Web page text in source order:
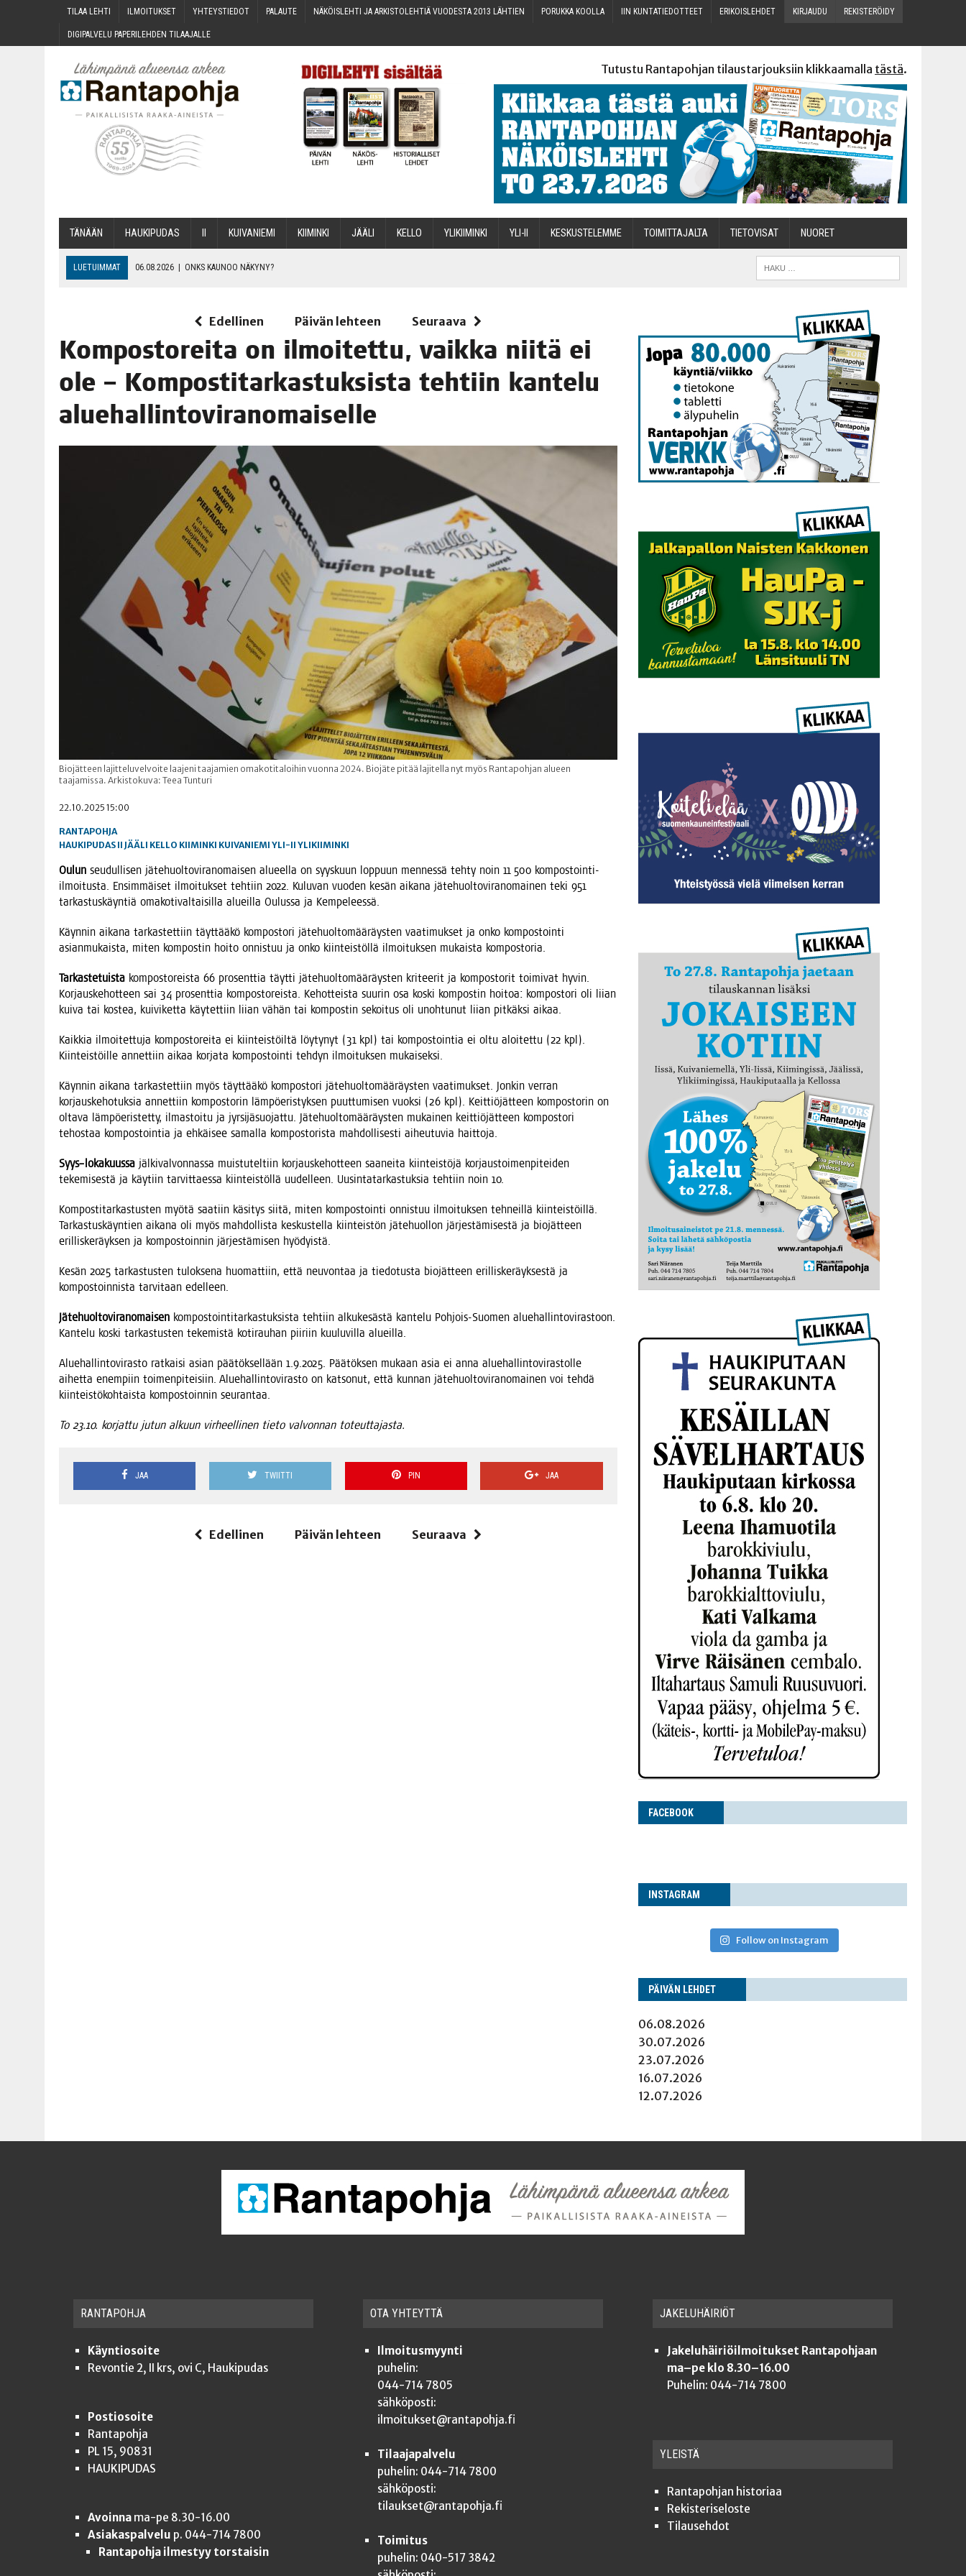
TILAA LEH­TI ILMOI­TUK­SET YHTEYS­TIE­DOT PALAU­TE NÄKÖIS­LEH­TI JA ARKIS­TO­LEH­TIÄ VUO­DES­TA 2013 LÄHTIEN PORUK­KA KOOLLA IIN KUN­TA­TIE­DOT­TEET ERI­KOIS­LEH­DET KIR­JAU­DU REKIS­TE­RÖI­DY
DIGI­PAL­VE­LU PAPE­RI­LEH­DEN TILAAJALLE
Tutustu Rantapohjan tilaustarjouksiin klikkaamalla tästä.
TÄNÄÄN HAU­KI­PU­DAS KUI­VA­NIE­MI KII­MIN­KI JÄÄ­LI KEL­LO YLI­KII­MIN­KI YLI-II KES­KUS­TE­LEM­ME TOI­MIT­TA­JAL­TA TIETOVISAT NUO­RET
LUETUIMMAT 06.08.2026 | ONKS KAU­NOO NÄKYNY?
OPIN­TOI­HIN KAN­SA­LAIS­OPIS­TOS­SA VOI SAA­DA AVUSTUSTA
06.08.2026 TOI­VEI­DEN KOTI IISTÄ!
06.08.2026 | KII­MIN­KI­PÄI­VÄT JÄR­JES­TE­TÄÄN PERIN­TEI­TÄ KUNNIOITTAEN
Edellinen Päivän lehteen Seuraava
Kom­pos­to­rei­ta on ilmoi­tet­tu, vaik­ka nii­tä ei
ole – Kom­pos­ti­tar­kas­tuk­sis­ta teh­tiin kan­te­lu
aluehallintoviranomaiselle
Biojätteen lajitteluvelvoite laajeni taajamien omakotitaloihin vuonna 2024. Biojäte pitää lajitella nyt myös Rantapohjan alueen
taajamissa. Arkistokuva: Teea Tunturi
22.10.2025 15:00
RANTAPOHJA
HAUKIPUDAS II JÄÄLI KELLO KIIMINKI KUIVANIEMI YLI-II YLIKIIMINKI
Oulun seu­dul­li­sen jäte­huol­to­vi­ran­omai­sen alu­eel­la on syys­kuun lop­puun men­nes­sä teh­ty noin 11 500 kom­pos­toin­ti-
ilmoi­tus­ta. Ensim­mäi­set ilmoi­tuk­set teh­tiin 2022. Kulu­van vuo­den kesän aika­na jäte­huol­to­vi­ran­omai­nen teki 951
tar­kas­tus­käyn­tiä oma­ko­ti­val­tai­sil­la alueil­la Oulus­sa ja Kempeleessä.
Käyn­nin aika­na tar­kas­tet­tiin täyt­tää­kö kom­pos­to­ri jäte­huol­to­mää­räys­ten vaa­ti­muk­set ja onko kom­pos­toin­ti
asian­mu­kais­ta, miten kom­pos­tin hoi­to onnis­tuu ja onko kiin­teis­töl­lä ilmoi­tuk­sen mukais­ta kompostoria.
Tar­kas­te­tuis­ta kom­pos­to­reis­ta 66 pro­sent­tia täyt­ti jäte­huol­to­mää­räys­ten kri­tee­rit ja kom­pos­to­rit toi­mi­vat hyvin.
Kor­jaus­ke­hot­teen sai 34 pro­sent­tia kom­pos­to­reis­ta. Kehot­teis­ta suu­rin osa kos­ki kom­pos­tin hoi­toa: kom­pos­to­ri oli lii­an
kui­va tai kos­tea, kui­vi­ket­ta käy­tet­tiin lii­an vähän tai kom­pos­tin sekoi­tus oli unoh­tu­nut lii­an pit­käk­si aikaa.
Kaik­kia ilmoi­tet­tu­ja kom­pos­to­rei­ta ei kiin­teis­töil­tä löy­ty­nyt (31 kpl) tai kom­pos­toin­tia ei oltu aloi­tet­tu (22 kpl).
Kiin­teis­töil­le annet­tiin aikaa kor­ja­ta kom­pos­toin­ti teh­dyn ilmoi­tuk­sen mukaiseksi.
Käyn­nin aika­na tar­kas­tet­tiin myös täyt­tää­kö kom­pos­to­ri jäte­huol­to­mää­räys­ten vaa­ti­muk­set. Jon­kin ver­ran
kor­jaus­ke­ho­tuk­sia annet­tiin kom­pos­to­rin läm­pö­eris­tyk­sen puut­tu­mi­sen vuok­si (26 kpl). Keit­tiö­jät­teen kom­pos­to­rin on
olta­va läm­pö­eris­tet­ty, ilmas­toi­tu ja jyr­si­jä­suo­jat­tu. Jäte­huol­to­mää­räys­ten mukai­nen keit­tiö­jät­teen kom­pos­to­ri
tehos­taa kom­pos­toin­tia ja ehkäi­see samal­la kom­pos­to­ris­ta mah­dol­li­ses­ti aiheu­tu­via haittoja.
Syys–lokakuussa jäl­ki­val­von­nas­sa muis­tu­tel­tiin kor­jaus­ke­hot­teen saa­nei­ta kiin­teis­tö­jä kor­jaus­toi­men­pi­tei­den
teke­mi­ses­tä ja käy­tiin tar­vit­taes­sa kiin­teis­töl­lä uudel­leen. Uusin­ta­tar­kas­tuk­sia teh­tiin noin 10.
Kom­pos­ti­tar­kas­tus­ten myö­tä saa­tiin käsi­tys sii­tä, miten kom­pos­toin­ti onnis­tuu ilmoi­tuk­sen teh­neil­lä kiin­teis­töil­lä.
Tar­kas­tus­käyn­tien aika­na oli myös mah­dol­lis­ta kes­kus­tel­la kiin­teis­tön jäte­huol­lon jär­jes­tä­mi­ses­tä ja bio­jät­teen
eril­lis­ke­räyk­sen ja kom­pos­toin­nin jär­jes­tä­mi­sen hyödyistä.
Kesän 2025 tar­kas­tus­ten tulok­se­na huo­mat­tiin, että neu­von­taa ja tie­do­tus­ta bio­jät­teen eril­lis­ke­räyk­ses­tä ja
kom­pos­toin­nis­ta tar­vi­taan edelleen.
Jäte­huol­to­vi­ran­omai­sen kom­pos­toin­ti­tar­kas­tuk­sis­ta teh­tiin alku­ke­säs­tä kan­te­lu Poh­jois-Suo­men alue­hal­lin­to­vi­ras­toon.
Kan­te­lu kos­ki tar­kas­tus­ten teke­mis­tä koti­rau­han pii­riin kuu­lu­vil­la alueilla.
Alue­hal­lin­to­vi­ras­to rat­kai­si asian pää­tök­sel­lään 1.9.2025. Pää­tök­sen mukaan asia ei anna alue­hal­lin­to­vi­ras­tol­le
aihet­ta enem­piin toi­men­pi­tei­siin. Alue­hal­lin­to­vi­ras­to on kat­so­nut, että kun­nan jäte­huol­to­vi­ran­omai­nen voi teh­dä
kiin­teis­tö­koh­tais­ta kom­pos­toin­nin seurantaa.
To 23.10. kor­jat­tu jutun alkuun vir­heel­li­nen tie­to val­von­nan toteuttajasta.
JAA TWIITTI PIN JAA
Edellinen Päivän lehteen Seuraava
FACE­BOOK
INS­TA­GRAM
Follow on Instagram
PÄI­VÄN LEHDET
06.08.2026
30.07.2026
23.07.2026
16.07.2026
12.07.2026
RAN­TA­POH­JA
Käyntiosoite
Revontie 2, II krs, ovi C, Haukipudas
Postiosoite
Rantapohja
PL 15, 90831
HAUKIPUDAS
Avoinna ma-pe 8.30-16.00
Asiakaspalvelu p. 044-714 7800
Rantapohja ilmestyy torstaisin
OTA YHTEYT­TÄ
Ilmoitusmyynti
puhelin:
044-714 7805
sähköposti:
ilmoitukset@rantapohja.fi
Tilaajapalvelu
puhelin: 044-714 7800
sähköposti:
tilaukset@rantapohja.fi
Toimitus
puhelin: 040-517 3842
JAKE­LU­HÄI­RIÖT
Jakeluhäiriöilmoitukset Rantapohjaan
ma–pe klo 8.30–16.00
Puhelin: 044-714 7800
YLEISTÄ
Ran­ta­poh­jan historiaa
Rekis­te­ri­se­los­te
Tilauseh­dot